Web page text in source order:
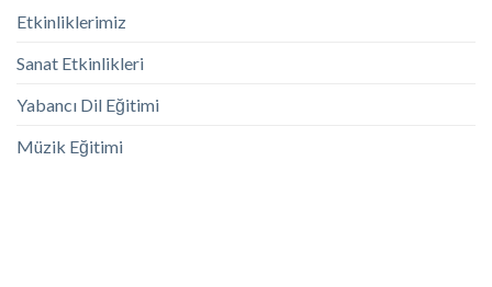
Etkinliklerimiz
Sanat Etkinlikleri
Yabancı Dil Eğitimi
Müzik Eğitimi